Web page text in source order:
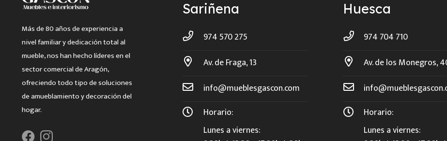
Más de 80 años de experiencia a
nivel familiar y dedicación total al
mueble, nos han hecho líderes en el
sector comercial de Aragón,
ofreciendo todo tipo de soluciones
de amueblamiento y decoración del
hogar.
Sariñena
974 570 275
Av. de Fraga, 13
info@mueblesgascon.com
Horario:
Lunes a viernes:
Huesca
974 704 710
Av. de los Monegros,
Horario:
Lunes a viernes: